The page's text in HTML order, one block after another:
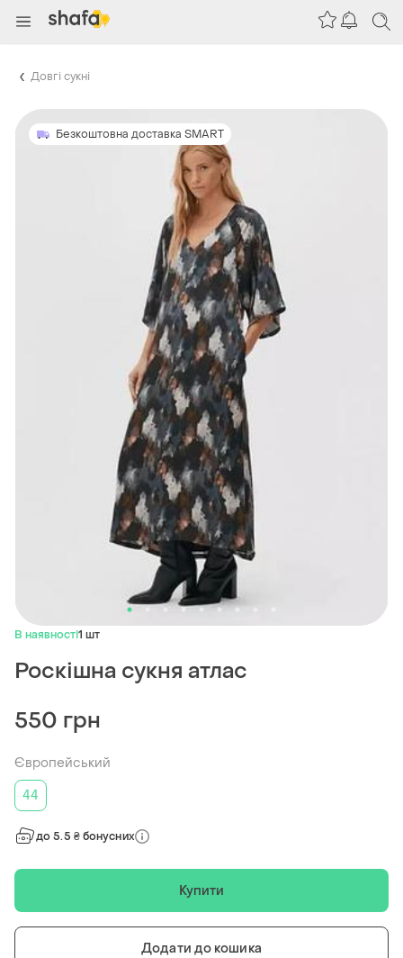
Довгі сукні
Безкоштовна доставка SMART
В наявності1 шт
Роскішна сукня атлас
550 грн
Європейський
44
до 5.5 ₴ бонусних
Купити
Додати до кошика